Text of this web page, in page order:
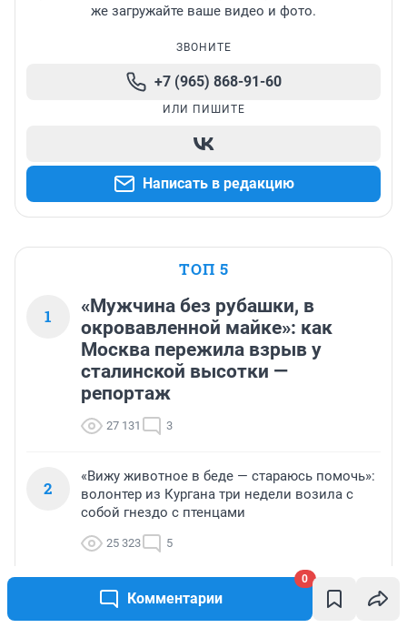
Комментарии
0
же загружайте ваше видео и фото.
ЗВОНИТЕ
+7 (965) 868-91-60
ИЛИ ПИШИТЕ
Написать в редакцию
ТОП 5
1
«Мужчина без рубашки, в
окровавленной майке»: как
Москва пережила взрыв у
сталинской высотки —
репортаж
27 131 3
2
«Вижу животное в беде — стараюсь помочь»:
волонтер из Кургана три недели возила с
собой гнездо с птенцами
25 323 5
Из подвала — в котокафе: история кота
Лунтика, который ищет добрых хозяев